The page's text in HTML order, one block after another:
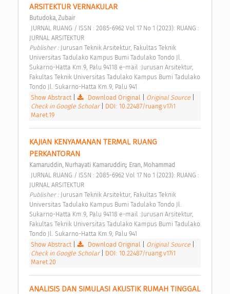
ARSITEKTUR VERNAKULAR
Butudoka, Zubair
JURNAL ARSITEKTUR
Publisher : Jurusan Teknik Arsitektur, Fakultas Teknik
Universitas Tadulako Kampus Bumi Tadulako Tondo Jl.
Sukarno-Hatta Km.9, Palu 94118 e-mail :Jurusan Arsitektur,
Fakultas Teknik Universitas Tadulako Kampus Bumi Tadulako
Tondo Jl. Sukarno-Hatta Km.9, Palu 941
Show Abstract
Download Original Original Source
Check in Google Scholar
DOI: 10.22487/ruang.v17i1
Maret.19
KAJIAN KENYAMANAN TERMAL RUANG
PERKANTORAN
Kamaruddin, Nurhayati Kamaruddin; Eran, Mohammad
JURNAL ARSITEKTUR
Publisher : Jurusan Teknik Arsitektur, Fakultas Teknik
Universitas Tadulako Kampus Bumi Tadulako Tondo Jl.
Sukarno-Hatta Km.9, Palu 94118 e-mail :Jurusan Arsitektur,
Fakultas Teknik Universitas Tadulako Kampus Bumi Tadulako
Tondo Jl. Sukarno-Hatta Km.9, Palu 941
Show Abstract
Download Original Original Source
Check in Google Scholar
DOI: 10.22487/ruang.v17i1
Maret.20
ANALISIS DAN SIMULASI AKUSTIK RUMAH TINGGAL